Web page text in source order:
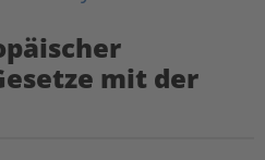
mit der